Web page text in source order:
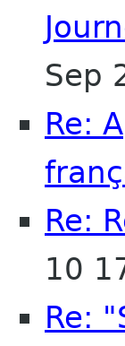
Sep
Re:
Re:
10
Re: